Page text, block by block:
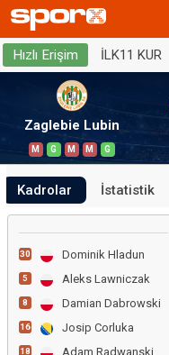
Hızlı Erişim İLK11 KUR
Zaglebie Lubin
M G M M G
Kadrolar İstatistik
30 Dominik Hladun
5 Aleks Lawniczak
8 Damian Dabrowski
16 Josip Corluka
18 Adam Radwanski